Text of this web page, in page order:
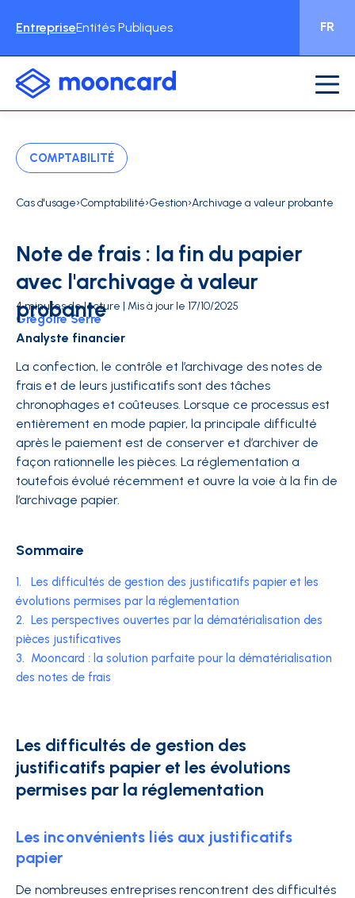
EntrepriseEntités Publiques FR
COMPTABILITÉ
Cas d'usage›Comptabilité›Gestion›Archivage a valeur probante
Note de frais : la fin du papier
avec l'archivage à valeur
probante
4 minutes de lecture | Mis à jour le 17/10/2025
Grégoire Serre
Analyste financier
La confection, le contrôle et l’archivage des notes de
frais et de leurs justificatifs sont des tâches
chronophages et coûteuses. Lorsque ce processus est
entièrement en mode papier, la principale difficulté
après le paiement est de conserver et d’archiver de
façon rationnelle les pièces. La réglementation a
toutefois évolué récemment et ouvre la voie à la fin de
l’archivage papier.
Sommaire
1.
Les difficultés de gestion des justificatifs papier et les
évolutions permises par la réglementation
2. Les perspectives ouvertes par la dématérialisation des
pièces justificatives
3. Mooncard : la solution parfaite pour la dématérialisation
des notes de frais
Les difficultés de gestion des
justificatifs papier et les évolutions
permises par la réglementation
Les inconvénients liés aux justificatifs
papier
De nombreuses entreprises rencontrent des difficultés